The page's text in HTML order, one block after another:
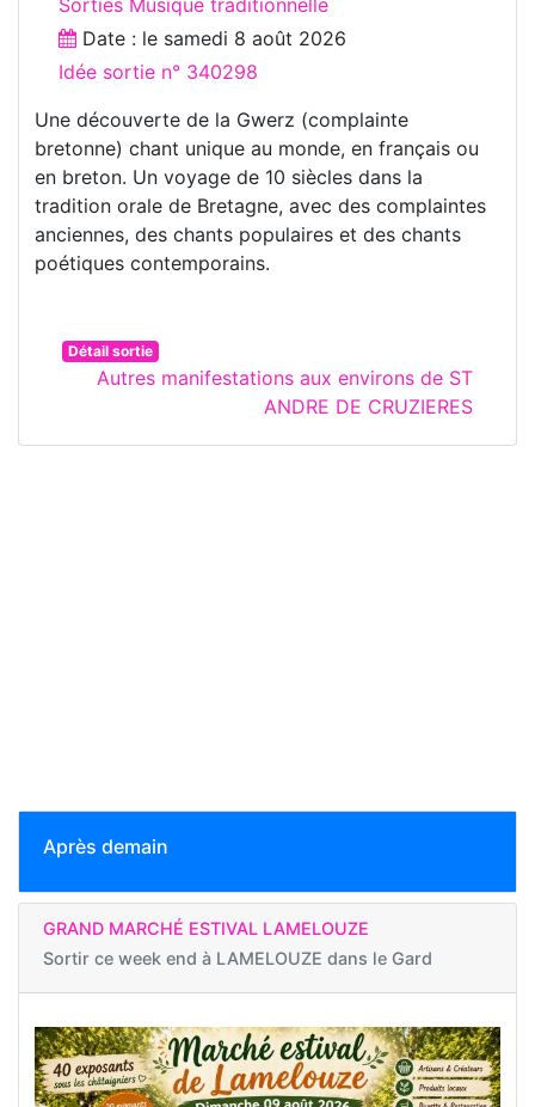
Sorties Musique traditionnelle
Date : le samedi 8 août 2026
Idée sortie n° 340298
Une découverte de la Gwerz (complainte
bretonne) chant unique au monde, en français ou
en breton. Un voyage de 10 siècles dans la
tradition orale de Bretagne, avec des complaintes
anciennes, des chants populaires et des chants
poétiques contemporains.
Détail sortie
Autres manifestations aux environs de ST
ANDRE DE CRUZIERES
Après demain
GRAND MARCHÉ ESTIVAL LAMELOUZE
Sortir ce week end à LAMELOUZE dans le Gard